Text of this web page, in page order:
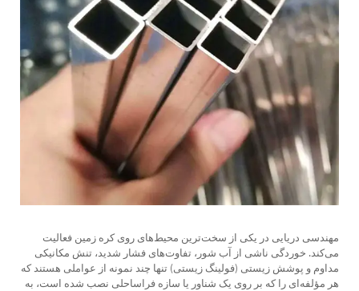
مهندسی دریایی در یکی از سخت‌ترین محیط‌های روی کره زمین فعالیت
می‌کند. خوردگی ناشی از آب شور، تفاوت‌های فشار شدید، تنش مکانیکی
مداوم و پوشش زیستی (فولینگ زیستی) تنها چند نمونه از عواملی هستند که
هر مؤلفه‌ای را که بر روی یک شناور یا سازه فراساحلی نصب شده است، به